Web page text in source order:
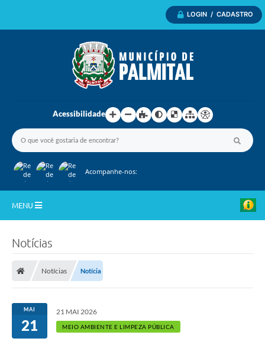
LOGIN / CADASTRO
Acessibilidade
Acompanhe-nos:
MENU
Departamentos
Câmara Municipal
Notícias
Notícias Notícia
MAI
21
21 MAI 2026
MEIO AMBIENTE E LIMPEZA PÚBLICA